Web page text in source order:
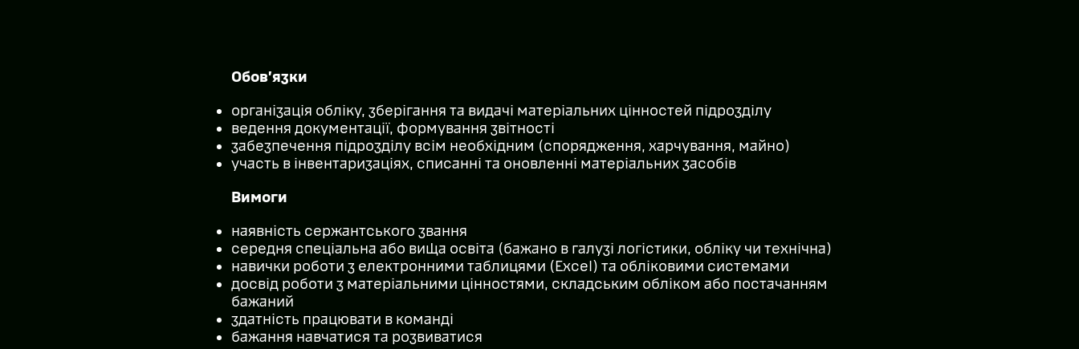
Обов’язки
організація обліку, зберігання та видачі матеріальних цінностей підрозділу
ведення документації, формування звітності
забезпечення підрозділу всім необхідним (спорядження, харчування, майно)
участь в інвентаризаціях, списанні та оновленні матеріальних засобів
Вимоги
наявність сержантського звання
середня спеціальна або вища освіта (бажано в галузі логістики, обліку чи технічна)
навички роботи з електронними таблицями (Excel) та обліковими системами
досвід роботи з матеріальними цінностями, складським обліком або постачанням
бажаний
здатність працювати в команді
бажання навчатися та розвиватися